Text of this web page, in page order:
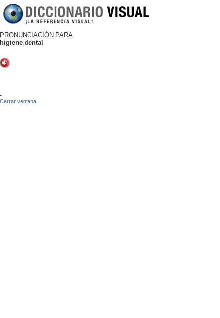
PRONUNCIACIÓN PARA
higiene dental
-
Cerrar ventana